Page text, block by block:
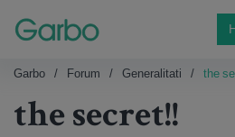
Garbo Forum Generalitati the
the secret!!